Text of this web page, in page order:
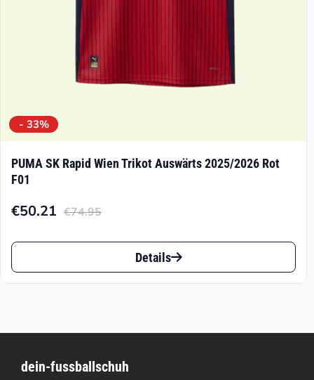
Produktseite
- 33%
PUMA SK Rapid Wien Trikot Auswärts 2025/2026 Rot
F01
€74.95
Ursprünglicher
Preis
€74.95
€50.21
Aktueller
Preis
€50.21.
Dieses
Produkt
auf.
Details
dein-fussballschuh